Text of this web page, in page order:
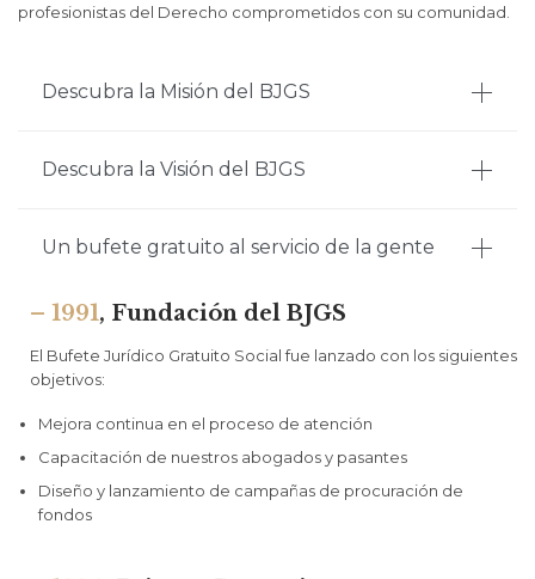
profesionistas del Derecho comprometidos con su comunidad.
Descubra la Misión del BJGS
Descubra la Visión del BJGS
Un bufete gratuito al servicio de la gente
– 1991, Fundación del BJGS
El Bufete Jurídico Gratuito Social fue lanzado con los siguientes
objetivos:
Mejora continua en el proceso de atención
Capacitación de nuestros abogados y pasantes
Diseño y lanzamiento de campañas de procuración de
fondos